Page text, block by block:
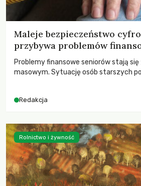
Maleje bezpieczeństwo
przybywa problemów
Problemy finansowe seniorów stają
masowym. Sytuację osób starszych
Redakcja
Rolnictwo i żywność